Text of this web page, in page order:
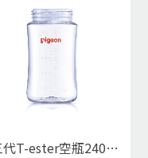
第三代T-ester空瓶240ml素色瓶